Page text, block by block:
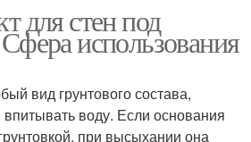
для стен под
использования
вид грунтового состава,
воду. Если основания
при высыхании она